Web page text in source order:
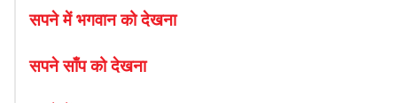
सपने में भगवान को देखना
सपने साँप को देखना